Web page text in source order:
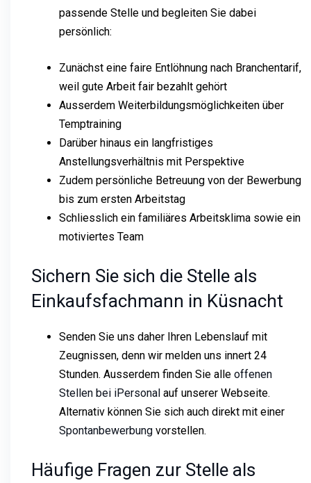
passende Stelle und begleiten Sie dabei
persönlich:
Zunächst eine faire Entlöhnung nach Branchentarif,
weil gute Arbeit fair bezahlt gehört
Ausserdem Weiterbildungsmöglichkeiten über
Temptraining
Darüber hinaus ein langfristiges
Anstellungsverhältnis mit Perspektive
Zudem persönliche Betreuung von der Bewerbung
bis zum ersten Arbeitstag
Schliesslich ein familiäres Arbeitsklima sowie ein
motiviertes Team
Sichern Sie sich die Stelle als
Einkaufsfachmann in Küsnacht
Senden Sie uns daher Ihren Lebenslauf mit
Zeugnissen, denn wir melden uns innert 24
Stunden. Ausserdem finden Sie alle offenen
Stellen bei iPersonal auf unserer Webseite.
Alternativ können Sie sich auch direkt mit einer
Spontanbewerbung vorstellen.
Häufige Fragen zur Stelle als